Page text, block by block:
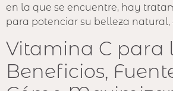
en la que se encuentre, hay
para potenciar su belleza natural,
Vitamina C para
Beneficios,